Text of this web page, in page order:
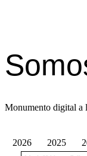
Monumento digital a
2026
2025